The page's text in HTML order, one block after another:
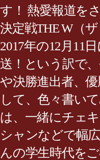
す！ 熱愛報道を
決定戦THE W（
2017年の12月11
送！という訳で
や決勝進出者、
して、色々書い
は、一緒にチェ
シャンなどで幅
んの学生時代を